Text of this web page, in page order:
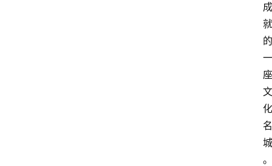
成
就
的
一
座
文
化
名
城
。